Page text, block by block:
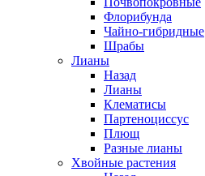
Флорибунда
Чайно-гибридные
Шрабы
Лианы
Назад
Лианы
Клематисы
Партеноциссус
Плющ
Разные лианы
Хвойные растения